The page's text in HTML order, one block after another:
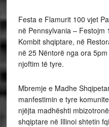
Festa e Flamurit 100 vjet
në Pennsylvania –
Kombit shqiptare, në
në 25 Nëntorë nga ora
njoftim të tyre.
Mbremje e Madhe
manfestimin e tyre
njëjta madhështi
shqiptare në Illinoi shtetin